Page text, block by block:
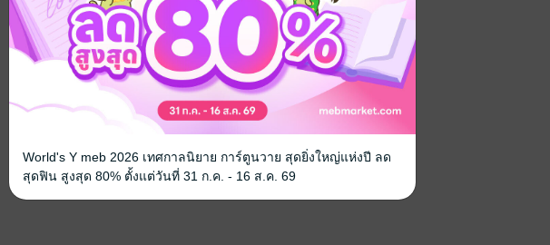
World's Y meb 2026 เทศกาลนิยาย การ์ตูนวาย สุดยิ่งใหญ่แห่งปี ลด
สุดฟิน สูงสุด 80% ตั้งแต่วันที่ 31 ก.ค. - 16 ส.ค. 69